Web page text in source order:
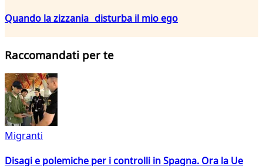
Quando la zizzania disturba il mio ego
Raccomandati per te
Migranti
Disagi e polemiche per i controlli in Spagna. Ora la Ue